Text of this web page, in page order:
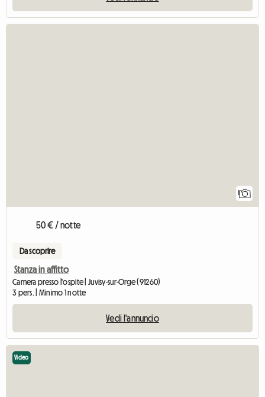
50 € / notte
Da scoprire
Stanza in affitto
Camera presso l'ospite | Juvisy-sur-Orge (91260)
3 pers. | Minimo 1 notte
Vedi l'annuncio
Video